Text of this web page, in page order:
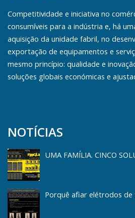
Competitividade e iniciativa no
consumíveis para a indústria e, há
aquisição da unidade fabril, no
exportação de equipamentos e
mesmo princípio: qualidade e
soluções globais económicas e
NOTÍCIAS
UMA FAMÍLIA. CINCO
Porquê afiar elétrodos de